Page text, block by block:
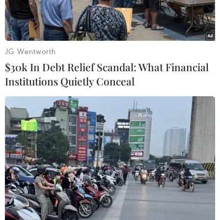
Ảnh minh họa. (Nguồn: me-confidential.com)
Theo Reuters, Hãng thông tấn Tasnim của Iran
ngày 30/4 cho biết, những thông tin nói rằng
căn cứ của Iran tại Syria bị tấn công bằng tên
lửa là vô căn cứ.
Hãng này khẳng định không có người Iran nào
JG Wentworth
$30k In Debt Relief Scandal: What Financial
Institutions Quietly Conceal